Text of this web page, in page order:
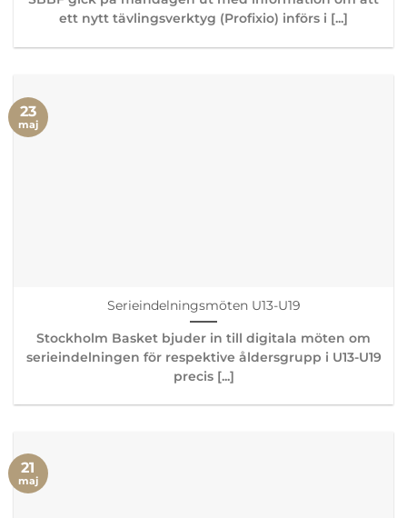
ett nytt tävlingsverktyg (Profixio) införs i [...]
Serieindelningsmöten U13-U19
Stockholm Basket bjuder in till digitala möten om
serieindelningen för respektive åldersgrupp i U13-U19
precis [...]
23
maj
21
maj